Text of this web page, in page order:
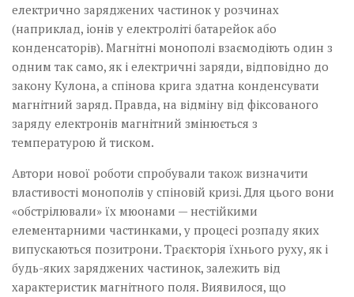
електрично заряджених частинок у розчинах
(наприклад, іонів у електроліті батарейок або
конденсаторів). Магнітні монополі взаємодіють один з
одним так само, як і електричні заряди, відповідно до
закону Кулона, а спінова крига здатна конденсувати
магнітний заряд. Правда, на відміну від фіксованого
заряду електронів магнітний змінюється з
температурою й тиском.
Автори нової роботи спробували також визначити
властивості монополів у спіновій кризі. Для цього вони
«обстрілювали» їх мюонами — нестійкими
елементарними частинками, у процесі розпаду яких
випускаються позитрони. Траєкторія їхнього руху, як і
будь-яких заряджених частинок, залежить від
характеристик магнітного поля. Виявилося, що